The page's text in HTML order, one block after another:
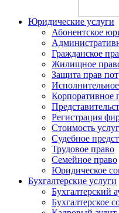
Юридические услуги
Абонентское
Гражданское
Жилищное
Защита прав
Корпоративное
Регистрация
Стоимость уcлуг
Судебное
Трудовое право
Семейное право
Юридическое
Бухгалтерские услуги
Бухгалтерский
Бухгалтерское